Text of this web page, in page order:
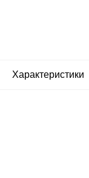
Характеристики